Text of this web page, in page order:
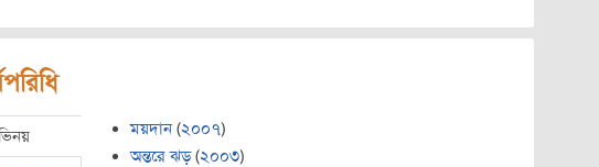
ময়দান (২০০৭)
অন্তরে ঝড়(২০০৩)